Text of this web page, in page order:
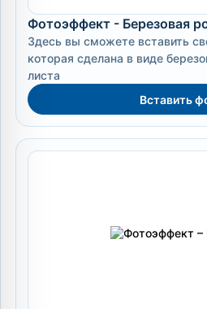
Фотоэффект - Березовая
Здесь вы сможете вставить
которая сделана в виде
листа
Вставить